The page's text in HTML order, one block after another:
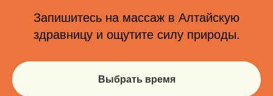
Запишитесь на массаж в Алтайскую
здравницу и ощутите силу природы.
Выбрать время